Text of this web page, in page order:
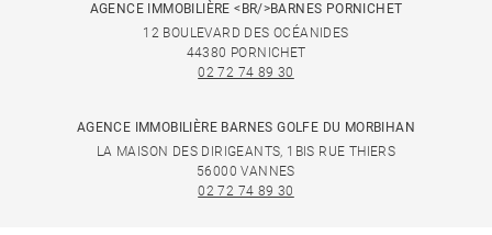
AGENCE IMMOBILIÈRE <BR/>BARNES PORNICHET
12 BOULEVARD DES OCÉANIDES
44380 PORNICHET
02 72 74 89 30
AGENCE IMMOBILIÈRE BARNES GOLFE DU MORBIHAN
LA MAISON DES DIRIGEANTS, 1BIS RUE THIERS
56000 VANNES
02 72 74 89 30